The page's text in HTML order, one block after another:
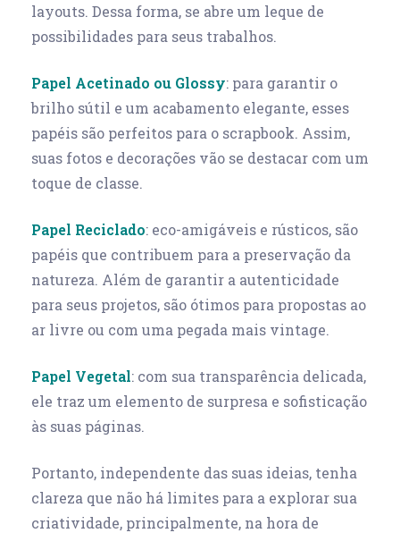
layouts. Dessa forma, se abre um leque de
possibilidades para seus trabalhos.
Papel Acetinado ou Glossy: para garantir o
brilho sútil e um acabamento elegante, esses
papéis são perfeitos para o scrapbook. Assim,
suas fotos e decorações vão se destacar com um
toque de classe.
Papel Reciclado: eco-amigáveis e rústicos, são
papéis que contribuem para a preservação da
natureza. Além de garantir a autenticidade
para seus projetos, são ótimos para propostas ao
ar livre ou com uma pegada mais vintage.
Papel Vegetal: com sua transparência delicada,
ele traz um elemento de surpresa e sofisticação
às suas páginas.
Portanto, independente das suas ideias, tenha
clareza que não há limites para a explorar sua
criatividade, principalmente, na hora de